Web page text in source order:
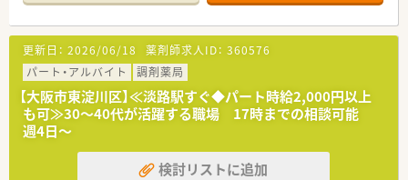
更新日： 2026/06/18 薬剤師求人ID： 360576
パート・アルバイト
調剤薬局
【大阪市東淀川区】≪淡路駅すぐ◆パート時給2,000円以上
も可≫30～40代が活躍する職場 17時までの相談可能
週4日～
検討リストに追加